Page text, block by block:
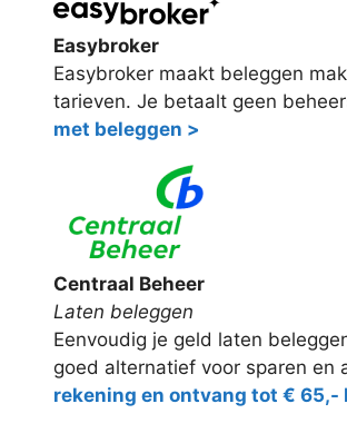
Easybroker
Easybroker maakt beleggen
tarieven. Je betaalt geen
met beleggen >
Centraal Beheer
Laten beleggen
Eenvoudig je geld laten
goed alternatief voor sparen en
rekening en ontvang tot € 65,-